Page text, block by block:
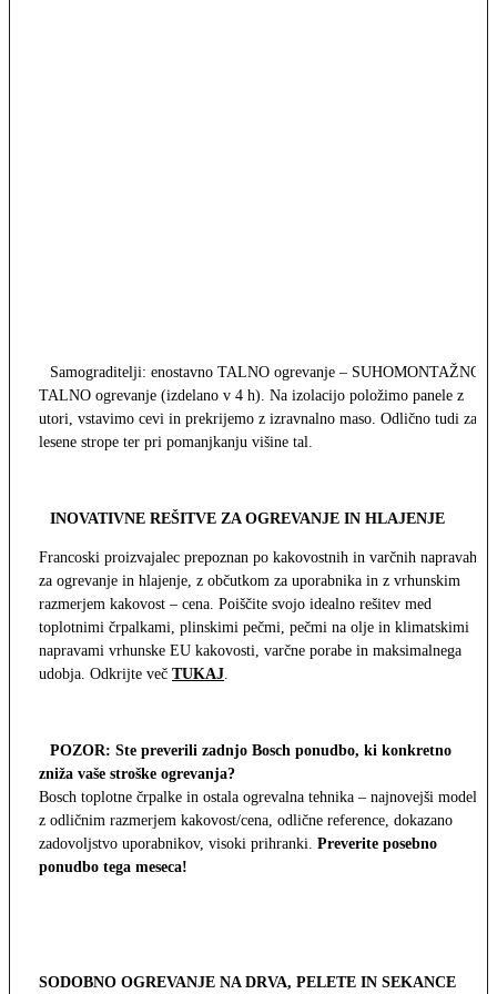
Samograditelji: enostavno TALNO ogrevanje – SUHOMONTAŽNO
TALNO ogrevanje (izdelano v 4 h). Na izolacijo položimo panele z
utori, vstavimo cevi in prekrijemo z izravnalno maso. Odlično tudi za
lesene strope ter pri pomanjkanju višine tal.
INOVATIVNE REŠITVE ZA OGREVANJE IN HLAJENJE
Francoski proizvajalec prepoznan po kakovostnih in varčnih napravah
za ogrevanje in hlajenje, z občutkom za uporabnika in z vrhunskim
razmerjem kakovost – cena. Poiščite svojo idealno rešitev med
toplotnimi črpalkami, plinskimi pečmi, pečmi na olje in klimatskimi
napravami vrhunske EU kakovosti, varčne porabe in maksimalnega
udobja. Odkrijte več TUKAJ
POZOR: Ste preverili zadnjo Bosch ponudbo, ki konkretno
zniža vaše stroške ogrevanja?
Bosch toplotne črpalke in ostala ogrevalna tehnika – najnovejši modeli
z odličnim razmerjem kakovost/cena, odlične reference, dokazano
zadovoljstvo uporabnikov, visoki prihranki. Preverite posebno
ponudbo tega meseca!
SODOBNO OGREVANJE NA DRVA, PELETE IN SEKANCE